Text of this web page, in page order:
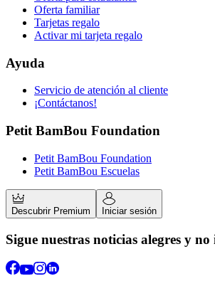
Oferta familiar
Tarjetas regalo
Activar mi tarjeta regalo
Ayuda
Servicio de atención al cliente
¡Contáctanos!
Petit BamBou Foundation
Petit BamBou Foundation
Petit BamBou Escuelas
Descubrir Premium Iniciar sesión
Sigue nuestras noticias alegres y no